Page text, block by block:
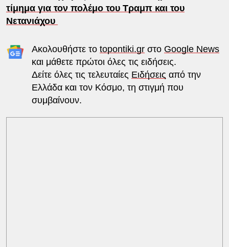
τίμημα για τον πολέμο του Τραμπ και του
Νετανιάχου
Ακολουθήστε το topontiki.grστο Google News
και μάθετε πρώτοι όλες τις ειδήσεις.
Δείτε όλες τις τελευταίες Ειδήσεις από την
Ελλάδα και τον Κόσμο, τη στιγμή που
συμβαίνουν.